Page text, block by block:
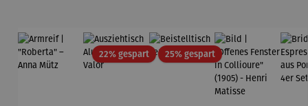
22% gespartRabatt25% gespartRabatt